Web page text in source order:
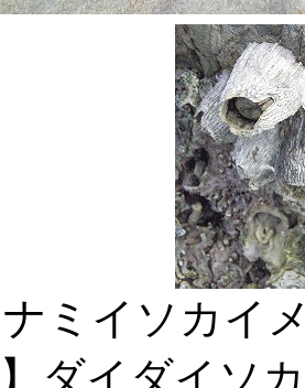
】ナミ
】ダイダイソ